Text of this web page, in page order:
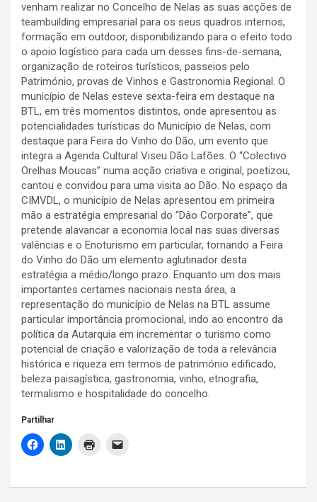
venham realizar no Concelho de Nelas as suas acções de
teambuilding empresarial para os seus quadros internos,
formação em outdoor, disponibilizando para o efeito todo
o apoio logístico para cada um desses fins-de-semana,
organização de roteiros turísticos, passeios pelo
Património, provas de Vinhos e Gastronomia Regional. O
município de Nelas esteve sexta-feira em destaque na
BTL, em três momentos distintos, onde apresentou as
potencialidades turísticas do Município de Nelas, com
destaque para Feira do Vinho do Dão, um evento que
integra a Agenda Cultural Viseu Dão Lafões. O “Colectivo
Orelhas Moucas” numa acção criativa e original, poetizou,
cantou e convidou para uma visita ao Dão. No espaço da
CIMVDL, o município de Nelas apresentou em primeira
mão a estratégia empresarial do “Dâo Corporate”, que
pretende alavancar a economia local nas suas diversas
valências e o Enoturismo em particular, tornando a Feira
do Vinho do Dão um elemento aglutinador desta
estratégia a médio/longo prazo. Enquanto um dos mais
importantes certames nacionais nesta área, a
representação do município de Nelas na BTL assume
particular importância promocional, indo ao encontro da
política da Autarquia em incrementar o turismo como
potencial de criação e valorização de toda a relevância
histórica e riqueza em termos de património edificado,
beleza paisagística, gastronomia, vinho, etnografia,
termalismo e hospitalidade do concelho.
Partilhar